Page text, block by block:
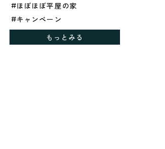
ほぼほぼ平屋の家
キャンペーン
グレイッシュでクールな家
シックブラウンで調和する
もっとみる